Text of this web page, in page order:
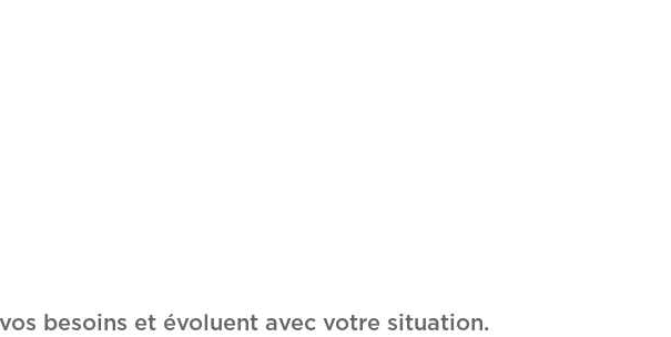
besoins et évoluent avec votre situation.